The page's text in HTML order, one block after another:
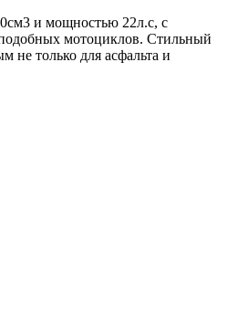
и мощностью 22л.с, с
мотоциклов. Стильный
не только для асфальта и